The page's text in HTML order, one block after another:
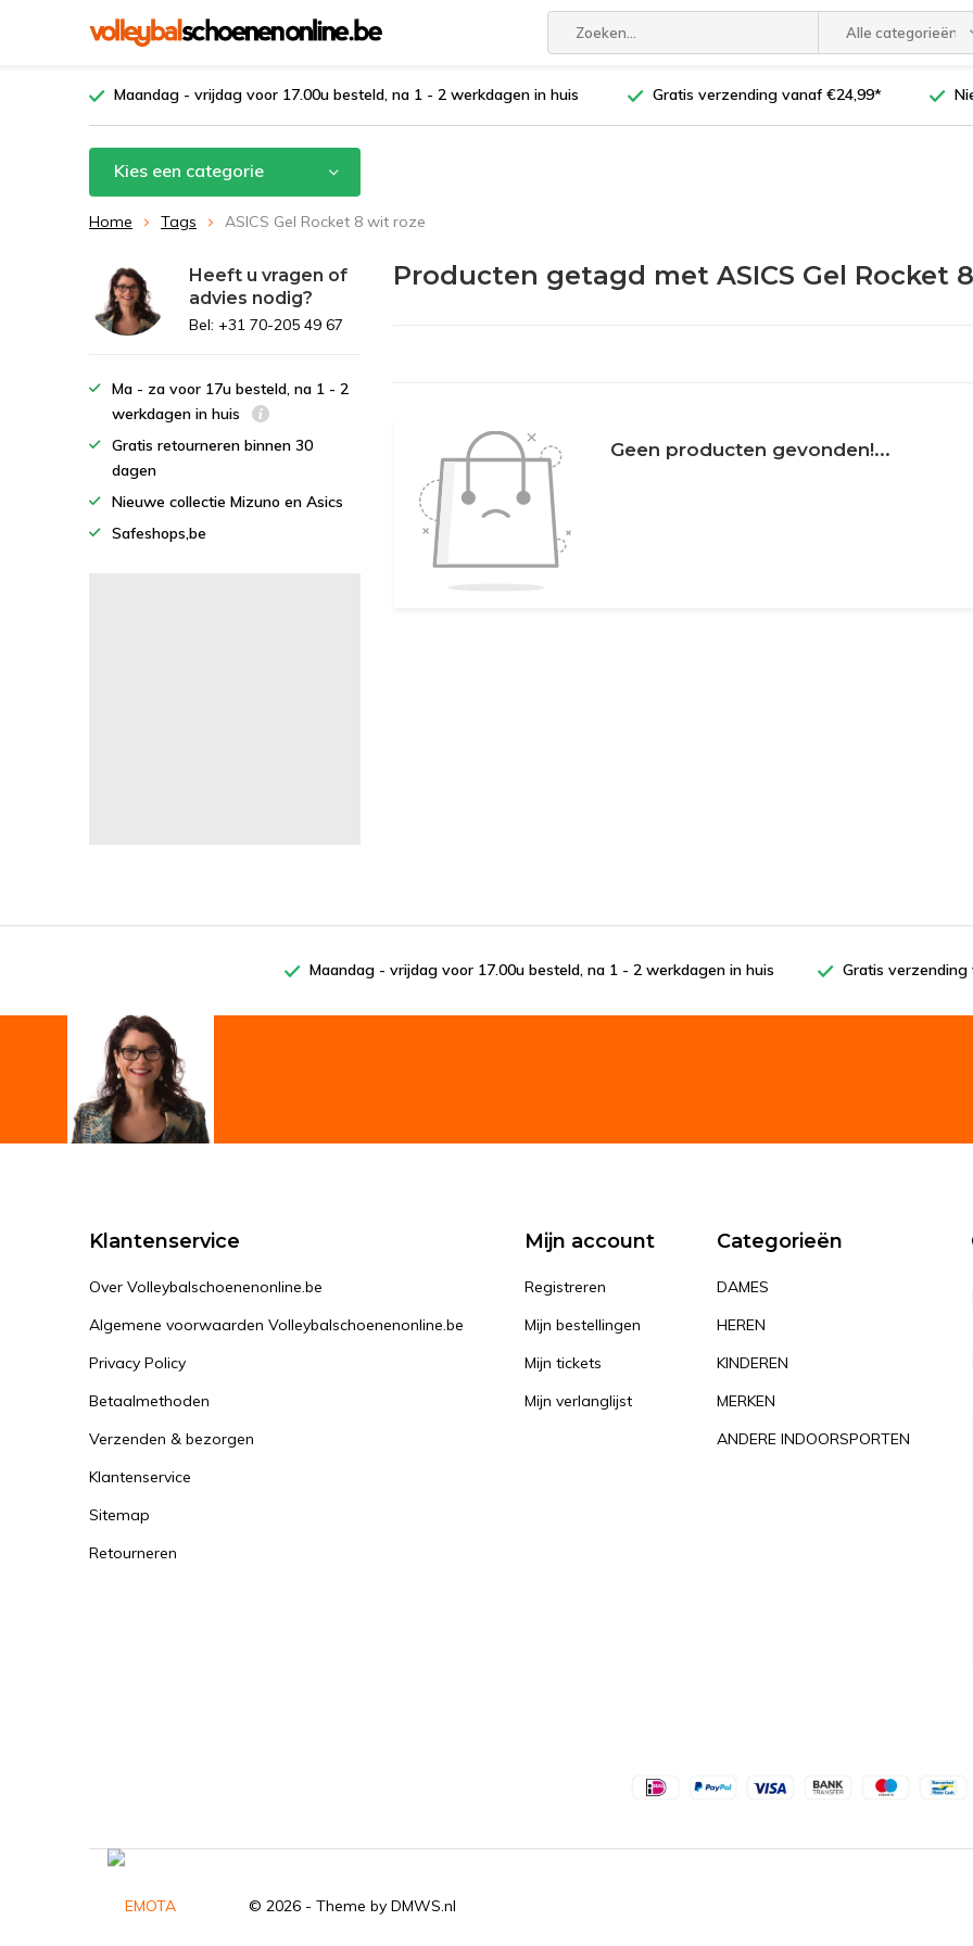
Alle categorieën
Maandag - vrijdag voor 17.00u besteld, na 1 - 2 werkdagen in huis Gratis verzending vanaf €24,99*
Kies een categorie
Home Tags ASICS Gel Rocket 8 wit roze
Producten getagd met ASICS Gel Rocket
Geen producten gevonden!...
Heeft u vragen of
advies nodig?
Bel: +31 70-205 49 67
Ma - za voor 17u besteld, na 1 - 2
werkdagen in huis
Gratis retourneren binnen 30
dagen
Nieuwe collectie Mizuno en Asics
Safeshops,be
Maandag - vrijdag voor 17.00u besteld, na 1 - 2 werkdagen in huis Gratis
Klantenservice
Over Volleybalschoenenonline.be
Algemene voorwaarden Volleybalschoenenonline.be
Privacy Policy
Betaalmethoden
Verzenden & bezorgen
Klantenservice
Sitemap
Retourneren
Mijn account
Registreren
Mijn bestellingen
Mijn tickets
Mijn verlanglijst
Categorieën
DAMES
HEREN
KINDEREN
MERKEN
ANDERE INDOORSPORTEN
© 2026 - Theme by DMWS.nl